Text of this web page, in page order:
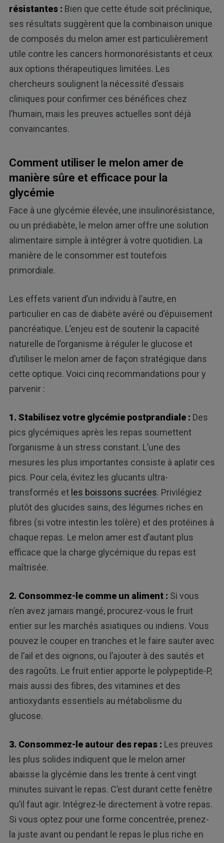
résistantes : Bien que cette étude soit préclinique,
ses résultats suggèrent que la combinaison unique
de composés du melon amer est particulièrement
utile contre les cancers hormonorésistants et ceux
aux options thérapeutiques limitées. Les
chercheurs soulignent la nécessité d’essais
cliniques pour confirmer ces bénéfices chez
l’humain, mais les preuves actuelles sont déjà
convaincantes.
Comment utiliser le melon amer de
manière sûre et efficace pour la
glycémie
Face à une glycémie élevée, une insulinorésistance,
ou un prédiabète, le melon amer offre une solution
alimentaire simple à intégrer à votre quotidien. La
manière de le consommer est toutefois
primordiale.
Les effets varient d’un individu à l’autre, en
particulier en cas de diabète avéré ou d’épuisement
pancréatique. L’enjeu est de soutenir la capacité
naturelle de l’organisme à réguler le glucose et
d’utiliser le melon amer de façon stratégique dans
cette optique. Voici cinq recommandations pour y
parvenir :
1. Stabilisez votre glycémie postprandiale : Des
pics glycémiques après les repas soumettent
l’organisme à un stress constant. L’une des
mesures les plus importantes consiste à aplatir ces
pics. Pour cela, évitez les glucants ultra-
transformés et les boissons sucrées. Privilégiez
plutôt des glucides sains, des légumes riches en
fibres (si votre intestin les tolère) et des protéines à
chaque repas. Le melon amer est d’autant plus
efficace que la charge glycémique du repas est
maîtrisée.
2. Consommez-le comme un aliment : Si vous
n’en avez jamais mangé, procurez-vous le fruit
entier sur les marchés asiatiques ou indiens. Vous
pouvez le couper en tranches et le faire sauter avec
de l’ail et des oignons, ou l’ajouter à des sautés et
des ragoûts. Le fruit entier apporte le polypeptide-P,
mais aussi des fibres, des vitamines et des
antioxydants essentiels au métabolisme du
glucose.
3. Consommez-le autour des repas : Les preuves
les plus solides indiquent que le melon amer
abaisse la glycémie dans les trente à cent vingt
minutes suivant le repas. C’est durant cette fenêtre
qu’il faut agir. Intégrez-le directement à votre repas.
Si vous optez pour une forme concentrée, prenez-
la juste avant ou pendant le repas le plus riche en